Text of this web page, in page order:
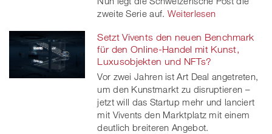
zweite Serie auf. Weiterlesen
Setzt Vivents den neuen Benchmark
für den Online-Handel mit Kunst,
Luxusobjekten und NFTs?
Vor zwei Jahren ist Art Deal angetreten,
um den Kunstmarkt zu disruptieren –
jetzt will das Startup mehr und lanciert
mit Vivents den Marktplatz mit einem
deutlich breiteren Angebot.